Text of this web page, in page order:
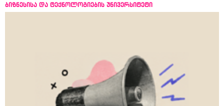
ბიზნესისა და ტექნოლოგიების უნივერსიტეტი